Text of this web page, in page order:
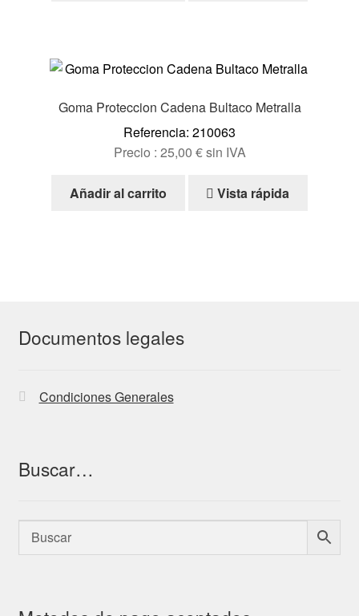
Goma Proteccion Cadena Bultaco Metralla
Referencia: 210063
Precio : 25,00 €sin IVA
Añadir al carrito Vista rápida
Documentos legales
Condiciones Generales
Buscar…